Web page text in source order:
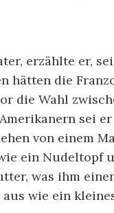
erzählte er,
hätten die
die Wahl
sei
von einem
ein Nudeltopf
was ihm
wie ein